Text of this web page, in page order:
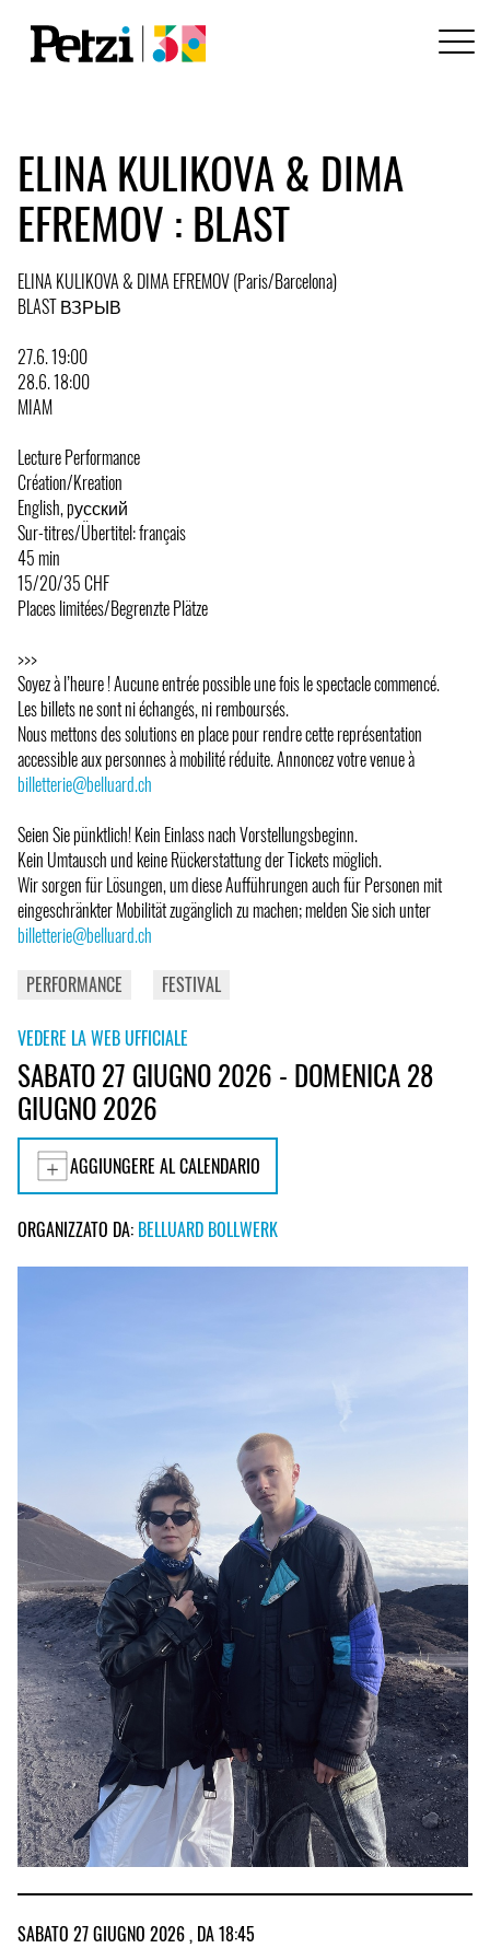
ELINA KULIKOVA & DIMA
EFREMOV : BLAST
ELINA KULIKOVA & DIMA EFREMOV (Paris/Barcelona)
BLAST ВЗРЫВ
27.6. 19:00
28.6. 18:00
MIAM
Lecture Performance
Création/Kreation
English, pусский
Sur-titres/Übertitel: français
45 min
15/20/35 CHF
Places limitées/Begrenzte Plätze
>>>
Soyez à l’heure ! Aucune entrée possible une fois le spectacle commencé.
Les billets ne sont ni échangés, ni remboursés.
Nous mettons des solutions en place pour rendre cette représentation
accessible aux personnes à mobilité réduite. Annoncez votre venue à
billetterie@belluard.ch
Seien Sie pünktlich! Kein Einlass nach Vorstellungsbeginn.
Kein Umtausch und keine Rückerstattung der Tickets möglich.
Wir sorgen für Lösungen, um diese Aufführungen auch für Personen mit
eingeschränkter Mobilität zugänglich zu machen; melden Sie sich unter
billetterie@belluard.ch
PERFORMANCE
FESTIVAL
VEDERE LA WEB UFFICIALE
SABATO 27 GIUGNO 2026 - DOMENICA 28
GIUGNO 2026
AGGIUNGERE AL CALENDARIO
ORGANIZZATO DA: BELLUARD BOLLWERK
SABATO 27 GIUGNO 2026 , DA 18:45